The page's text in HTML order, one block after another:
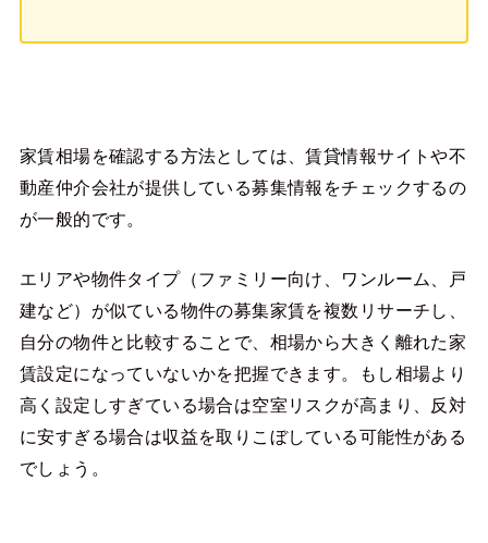
家賃相場を確認する方法としては、賃貸情報サイトや不
動産仲介会社が提供している募集情報をチェックするの
が一般的です。
エリアや物件タイプ（ファミリー向け、ワンルーム、戸
建など）が似ている物件の募集家賃を複数リサーチし、
自分の物件と比較することで、相場から大きく離れた家
賃設定になっていないかを把握できます。もし相場より
高く設定しすぎている場合は空室リスクが高まり、反対
に安すぎる場合は収益を取りこぼしている可能性がある
でしょう。